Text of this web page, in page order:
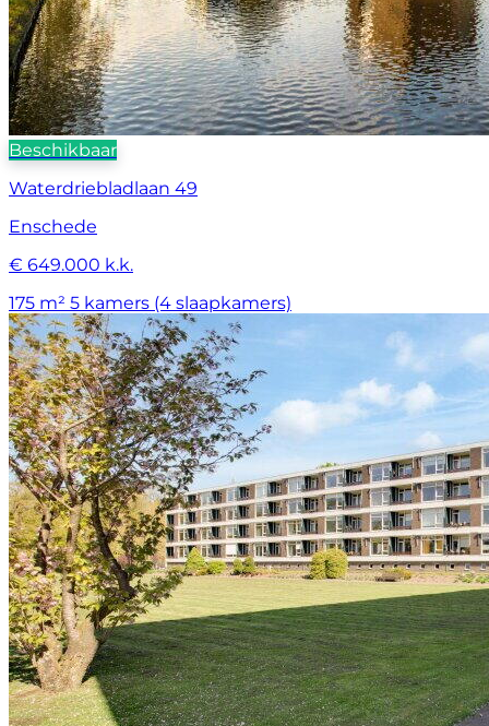
Beschikbaar
Waterdriebladlaan 49
Enschede
€ 649.000 k.k.
175 m² 5 kamers (4 slaapkamers)